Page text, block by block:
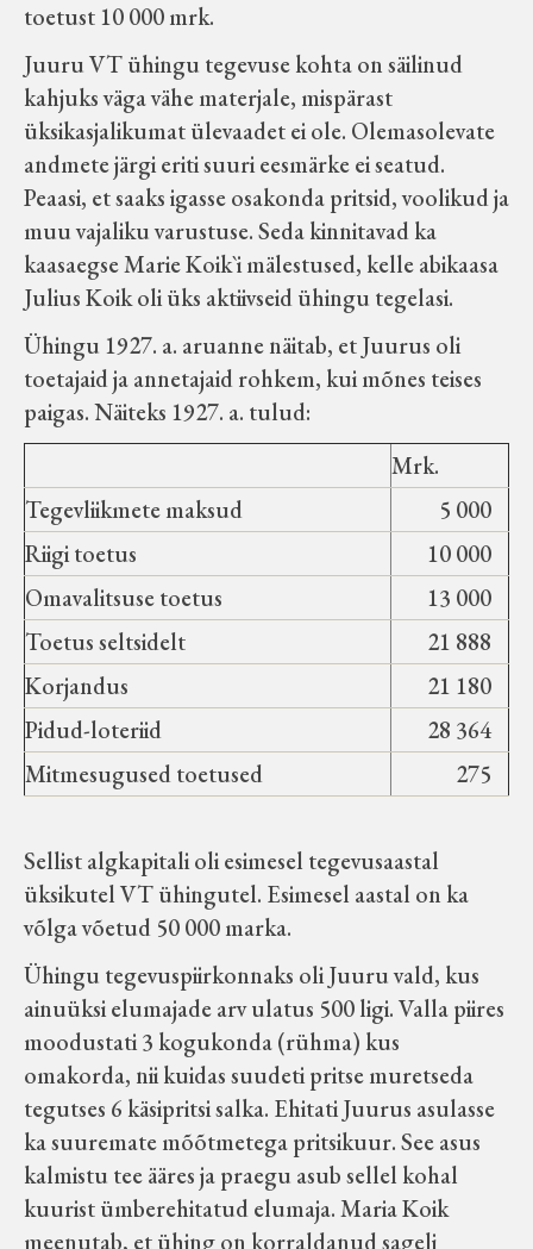
Koduleht on teoks saanud tänu Sillaotsa
Muuseumisõprade Seltsingu, Kohaliku
Omaalgatuse Programmi ja Märjamaa
Vallavalitsuse abile.
toetust 10 000 mrk.
Juuru VT ühingu tegevuse kohta on säilinud
kahjuks väga vähe materjale, mispärast
üksikasjalikumat ülevaadet ei ole. Olemasolevate
andmete järgi eriti suuri eesmärke ei seatud.
Peaasi, et saaks igasse osakonda pritsid, voolikud ja
muu vajaliku varustuse. Seda kinnitavad ka
kaasaegse Marie Koik`i mälestused, kelle abikaasa
Julius Koik oli üks aktiivseid ühingu tegelasi.
Ühingu 1927. a. aruanne näitab, et Juurus oli
toetajaid ja annetajaid rohkem, kui mõnes teises
paigas. Näiteks 1927. a. tulud:
Mrk.
Tegevliikmete maksud
5 000
Riigi toetus
10 000
Omavalitsuse toetus
13 000
Toetus seltsidelt
21 888
Korjandus
21 180
Pidud-loteriid
28 364
Mitmesugused toetused
275
Sellist algkapitali oli esimesel tegevusaastal
üksikutel VT ühingutel. Esimesel aastal on ka
võlga võetud 50 000 marka.
Ühingu tegevuspiirkonnaks oli Juuru vald, kus
ainuüksi elumajade arv ulatus 500 ligi. Valla piires
moodustati 3 kogukonda (rühma) kus
omakorda, nii kuidas suudeti pritse muretseda
tegutses 6 käsipritsi salka. Ehitati Juurus asulasse
ka suuremate mõõtmetega pritsikuur. See asus
kalmistu tee ääres ja praegu asub sellel kohal
kuurist ümberehitatud elumaja. Maria Koik
meenutab, et ühing on korraldanud sageli